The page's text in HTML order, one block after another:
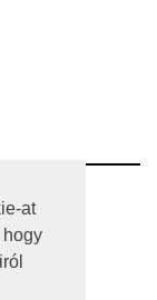
at
hogy